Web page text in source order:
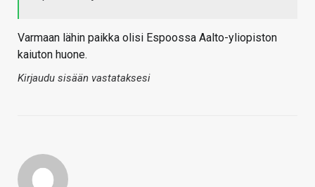
Varmaan lähin paikka olisi Espoossa Aalto-yliopiston
kaiuton huone.
Kirjaudu sisään vastataksesi